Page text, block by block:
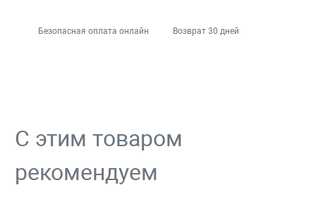
Безопасная оплата онлайн Возврат 30 дней
С этим товаром
рекомендуем